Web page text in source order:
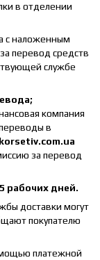
в отделении
с наложенным
перевод средств
службе
компания
в
за перевод
рабочих дней.
доставки могут
покупателю
платежной